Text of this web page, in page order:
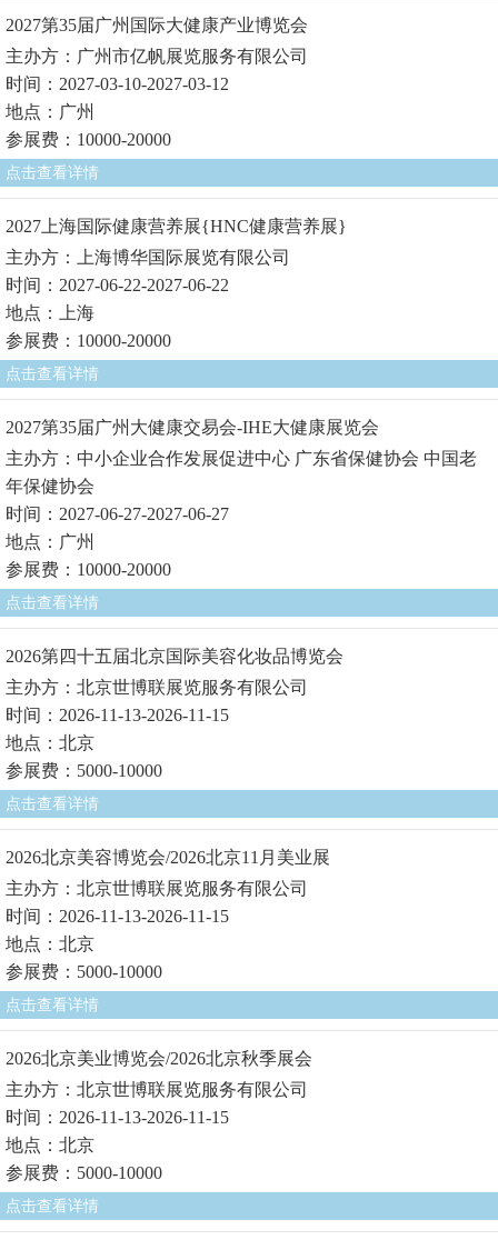
2027第35届广州国际大健康产业博览会
主办方：广州市亿帆展览服务有限公司
时间：2027-03-10-2027-03-12
地点：广州
参展费：10000-20000
点击查看详情
2027上海国际健康营养展{HNC健康营养展}
主办方：上海博华国际展览有限公司
时间：2027-06-22-2027-06-22
地点：上海
参展费：10000-20000
点击查看详情
2027第35届广州大健康交易会-IHE大健康展览会
主办方：中小企业合作发展促进中心 广东省保健协会 中国老
年保健协会
时间：2027-06-27-2027-06-27
地点：广州
参展费：10000-20000
点击查看详情
2026第四十五届北京国际美容化妆品博览会
主办方：北京世博联展览服务有限公司
时间：2026-11-13-2026-11-15
地点：北京
参展费：5000-10000
点击查看详情
2026北京美容博览会/2026北京11月美业展
主办方：北京世博联展览服务有限公司
时间：2026-11-13-2026-11-15
地点：北京
参展费：5000-10000
点击查看详情
2026北京美业博览会/2026北京秋季展会
主办方：北京世博联展览服务有限公司
时间：2026-11-13-2026-11-15
地点：北京
参展费：5000-10000
点击查看详情